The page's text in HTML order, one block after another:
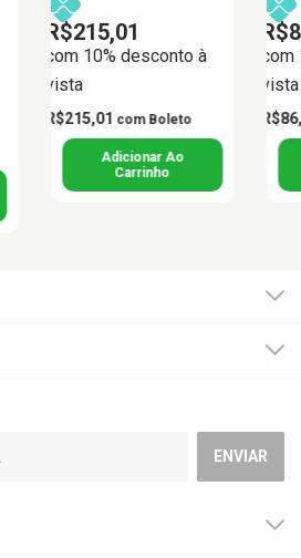
R$215,01
com 10% desconto à
vista
R$215,01 com Boleto
vista